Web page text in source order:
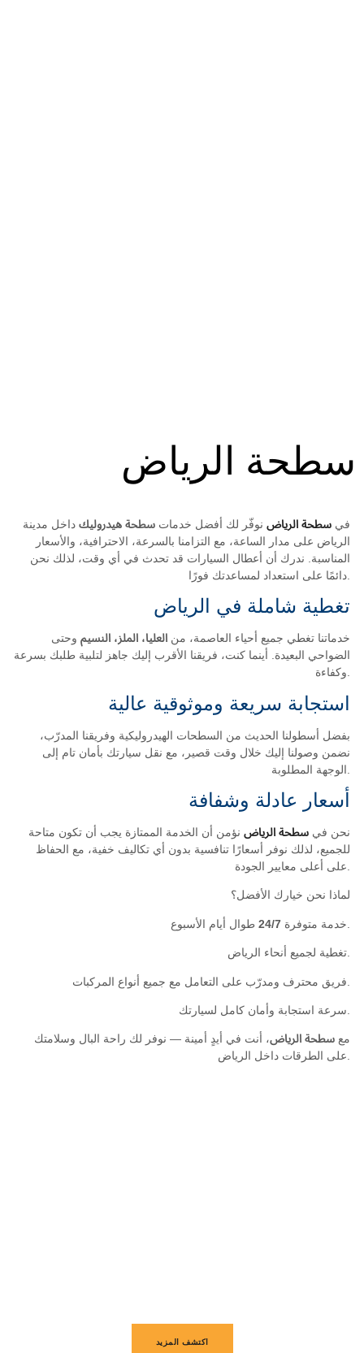
سطحة الرياض
في سطحة الرياض نوفّر لك أفضل خدمات سطحة هيدروليك داخل مدينة
الرياض على مدار الساعة، مع التزامنا بالسرعة، الاحترافية، والأسعار
المناسبة. ندرك أن أعطال السيارات قد تحدث في أي وقت، لذلك نحن
تغطية شاملة في الرياض
خدماتنا تغطي جميع أحياء العاصمة، من العليا، الملز، النسيم وحتى
الضواحي البعيدة. أينما كنت، فريقنا الأقرب إليك جاهز لتلبية طلبك بسرعة
وكفاءة.
استجابة سريعة وموثوقية عالية
بفضل أسطولنا الحديث من السطحات الهيدروليكية وفريقنا المدرّب،
نضمن وصولنا إليك خلال وقت قصير، مع نقل سيارتك بأمان تام إلى
أسعار عادلة وشفافة
نحن في سطحة الرياض نؤمن أن الخدمة الممتازة يجب أن تكون متاحة
للجميع، لذلك نوفر أسعارًا تنافسية بدون أي تكاليف خفية، مع الحفاظ
لماذا نحن خيارك الأفضل؟
خدمة متوفرة 24/7
تغطية لجميع أنحاء الرياض.
مع سطحة الرياض، أنت في أيدٍ أمينة — نوفر لك راحة البال وسلامتك
على الطرقات داخل الرياض.
اكتشف المزيد